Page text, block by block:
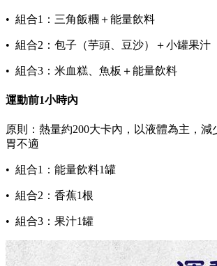
• 組合1：三角飯糰＋能量飲料
• 組合2：包子（芋頭、豆沙）＋小罐果汁
• 組合3：米血糕、魚板＋能量飲料
運動前1小時內
原則：熱量約200大卡內，以液體為主，減
胃不適
• 組合1：能量飲料1罐
• 組合2：香蕉1根
• 組合3：果汁1罐